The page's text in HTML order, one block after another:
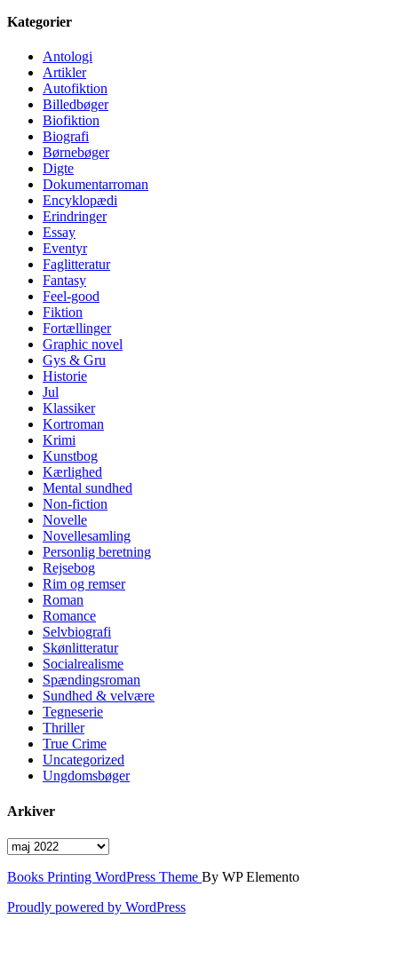
Kategorier
Antologi
Artikler
Autofiktion
Billedbøger
Biofiktion
Biografi
Børnebøger
Digte
Dokumentarroman
Encyklopædi
Erindringer
Essay
Eventyr
Faglitteratur
Fantasy
Feel-good
Fiktion
Fortællinger
Graphic novel
Gys & Gru
Historie
Jul
Klassiker
Kortroman
Krimi
Kunstbog
Kærlighed
Mental sundhed
Non-fiction
Novelle
Novellesamling
Personlig beretning
Rejsebog
Rim og remser
Roman
Romance
Selvbiografi
Skønlitteratur
Socialrealisme
Spændingsroman
Sundhed & velvære
Tegneserie
Thriller
True Crime
Uncategorized
Ungdomsbøger
Arkiver
Arkiver
Books Printing WordPress Theme By WP Elemento
Proudly powered by WordPress